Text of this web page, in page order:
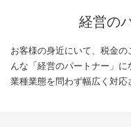
経営の
お客様の身近にいて、税金
んな「経営のパートナー」に
業種業態を問わず幅広く対応